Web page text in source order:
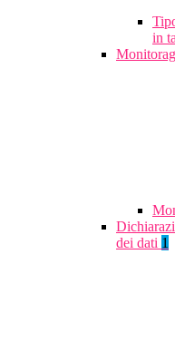
in
dei dati 1